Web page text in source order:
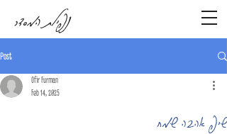
נפילת המסדר
Post
שיפ אהבה שמח
Ofir Furman
Feb 14, 2025